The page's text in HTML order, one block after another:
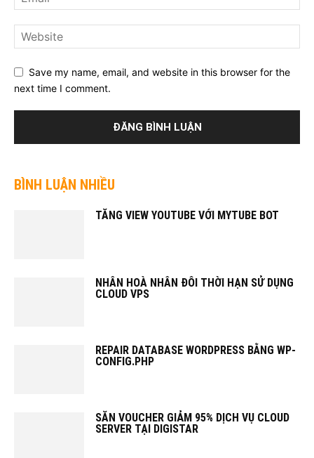
Save my name, email, and website in this browser for the
next time I comment.
BÌNH LUẬN NHIỀU
TĂNG VIEW YOUTUBE VỚI MYTUBE BOT
NHÂN HOÀ NHÂN ĐÔI THỜI HẠN SỬ DỤNG
CLOUD VPS
REPAIR DATABASE WORDPRESS BẰNG WP-
CONFIG.PHP
SĂN VOUCHER GIẢM 95% DỊCH VỤ CLOUD
SERVER TẠI DIGISTAR